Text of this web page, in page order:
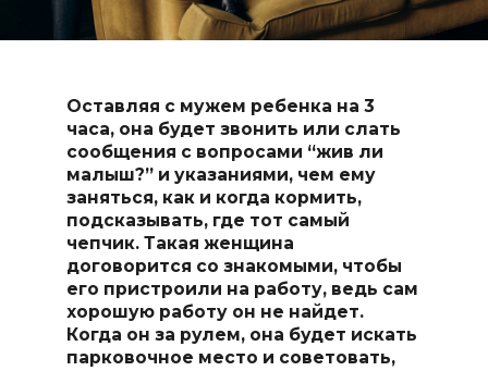
Оставляя с мужем ребенка на 3
часа, она будет звонить или слать
сообщения с вопросами “жив ли
малыш?” и указаниями, чем ему
заняться, как и когда кормить,
подсказывать, где тот самый
чепчик. Такая женщина
договорится со знакомыми, чтобы
его пристроили на работу, ведь сам
хорошую работу он не найдет.
Когда он за рулем, она будет искать
парковочное место и советовать,